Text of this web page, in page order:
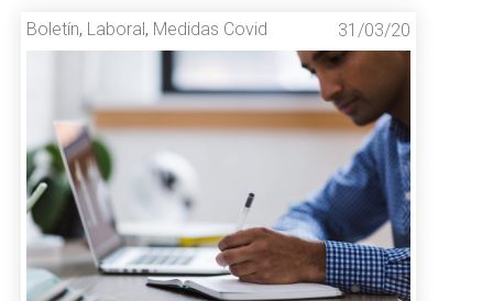
Boletín, Laboral, Medidas Covid 31/03/20